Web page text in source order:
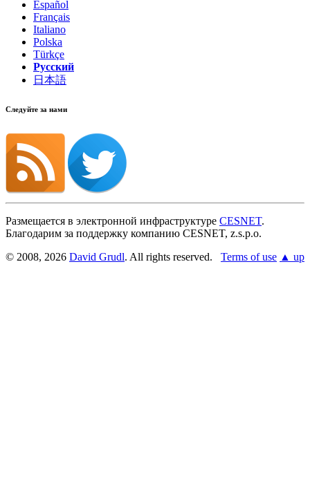
Español
Français
Italiano
Polska
Türkçe
Русский
日本語
Следуйте за нами
Размещается в электронной инфраструктуре CESNET.
Благодарим за поддержку компанию CESNET, z.s.p.o.
© 2008, 2026 David Grudl. All rights reserved. Terms of use ▲ up